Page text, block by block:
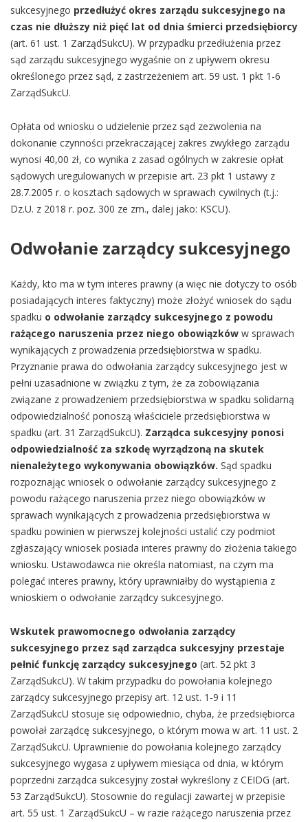
sukcesyjnego przedłużyć okres zarządu sukcesyjnego na
czas nie dłuższy niż pięć lat od dnia śmierci przedsiębiorcy
(art. 61 ust. 1 ZarządSukcU). W przypadku przedłużenia przez
sąd zarządu sukcesyjnego wygaśnie on z upływem okresu
określonego przez sąd, z zastrzeżeniem art. 59 ust. 1 pkt 1-6
ZarządSukcU.
Opłata od wniosku o udzielenie przez sąd zezwolenia na
dokonanie czynności przekraczającej zakres zwykłego zarządu
wynosi 40,00 zł, co wynika z zasad ogólnych w zakresie opłat
sądowych uregulowanych w przepisie art. 23 pkt 1 ustawy z
28.7.2005 r. o kosztach sądowych w sprawach cywilnych (t.j.:
Dz.U. z 2018 r. poz. 300 ze zm., dalej jako: KSCU).
Odwołanie zarządcy sukcesyjnego
Każdy, kto ma w tym interes prawny (a więc nie dotyczy to osób
posiadających interes faktyczny) może złożyć wniosek do sądu
spadku o odwołanie zarządcy sukcesyjnego z powodu
rażącego naruszenia przez niego obowiązków w sprawach
wynikających z prowadzenia przedsiębiorstwa w spadku.
Przyznanie prawa do odwołania zarządcy sukcesyjnego jest w
pełni uzasadnione w związku z tym, że za zobowiązania
związane z prowadzeniem przedsiębiorstwa w spadku solidarną
odpowiedzialność ponoszą właściciele przedsiębiorstwa w
spadku (art. 31 ZarządSukcU). Zarządca sukcesyjny ponosi
odpowiedzialność za szkodę wyrządzoną na skutek
nienależytego wykonywania obowiązków. Sąd spadku
rozpoznając wniosek o odwołanie zarządcy sukcesyjnego z
powodu rażącego naruszenia przez niego obowiązków w
sprawach wynikających z prowadzenia przedsiębiorstwa w
spadku powinien w pierwszej kolejności ustalić czy podmiot
zgłaszający wniosek posiada interes prawny do złożenia takiego
wniosku. Ustawodawca nie określa natomiast, na czym ma
polegać interes prawny, który uprawniałby do wystąpienia z
wnioskiem o odwołanie zarządcy sukcesyjnego.
Wskutek prawomocnego odwołania zarządcy
sukcesyjnego przez sąd zarządca sukcesyjny przestaje
pełnić funkcję zarządcy sukcesyjnego (art. 52 pkt 3
ZarządSukcU). W takim przypadku do powołania kolejnego
zarządcy sukcesyjnego przepisy art. 12 ust. 1-9 i 11
ZarządSukcU stosuje się odpowiednio, chyba, że przedsiębiorca
powołał zarządcę sukcesyjnego, o którym mowa w art. 11 ust. 2
ZarządSukcU. Uprawnienie do powołania kolejnego zarządcy
sukcesyjnego wygasa z upływem miesiąca od dnia, w którym
poprzedni zarządca sukcesyjny został wykreślony z CEIDG (art.
53 ZarządSukcU). Stosownie do regulacji zawartej w przepisie
art. 55 ust. 1 ZarządSukcU – w razie rażącego naruszenia przez